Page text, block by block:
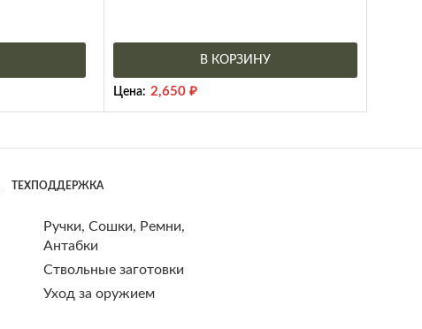
В КОРЗИНУ
Цена: 2,650 ₽
ТЕХПОДДЕРЖКА
Ручки, Сошки, Ремни,
Антабки
Ствольные заготовки
Уход за оружием